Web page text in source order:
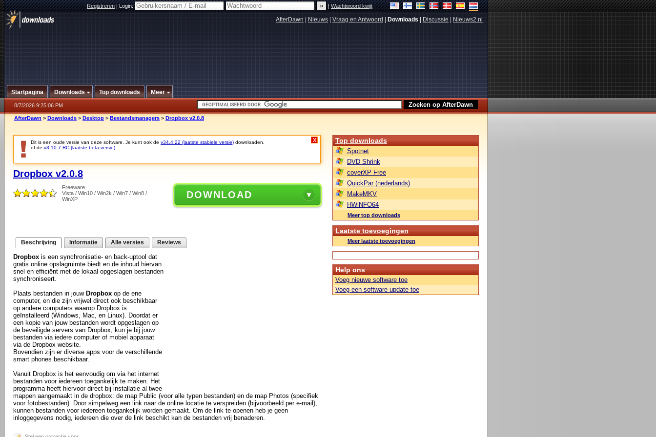
Registreren|Login: |Wachtwoord kwijt
AfterDawn Nieuws Vraag en Antwoord Downloads Discussie Nieuws2.nl
Startpagina Downloads Top downloads Meer
8/7/2026 9:25:06 PM
AfterDawn > Downloads > Desktop > Bestandsmanagers > Dropbox v2.0.8
Dit is een oude versie van deze software. Je kunt ook de v34.4.22 (laatste stabiele versie) downloaden.
of de v3.10.7 RC (laatste beta versie)
X
Dropbox v2.0.8
Freeware
Vista / Win10 / Win2k / Win7 / Win8 /
WinXP
DOWNLOAD
Beschrijving Informatie Alle versies Reviews
Dropbox is een synchronisatie- en back-uptool dat
gratis online opslagruimte biedt en de inhoud hiervan
snel en efficiënt met de lokaal opgeslagen bestanden
synchroniseert.
Plaats bestanden in jouw Dropbox op de ene
computer, en die zijn vrijwel direct ook beschikbaar
op andere computers waarop Dropbox is
geïnstalleerd (Windows, Mac, en Linux). Doordat er
een kopie van jouw bestanden wordt opgeslagen op
de beveiligde servers van Dropbox, kun je bij jouw
bestanden via iedere computer of mobiel apparaat
via de Dropbox website.
Bovendien zijn er diverse apps voor de verschillende
smart phones beschikbaar.
Vanuit Dropbox is het eenvoudig om via het internet
bestanden voor iedereen toegankelijk te maken. Het
programma heeft hiervoor direct bij installatie al twee
mappen aangemaakt in de dropbox: de map Public (voor alle typen bestanden) en de map Photos (specifiek
voor fotobestanden). Door simpelweg een link naar de online locatie te verspreiden (bijvoorbeeld per e-mail),
kunnen bestanden voor iedereen toegankelijk worden gemaakt. Om de link te openen heb je geen
inloggegevens nodig, iedereen die over de link beschikt kan de bestanden vrij benaderen.
Top downloads
Spotnet
DVD Shrink
coverXP Free
QuickPar (nederlands)
MakeMKV
HWiNFO64
Meer top downloads
Laatste toevoegingen
Meer laatste toevoegingen
Help ons
Voeg nieuwe software toe
Voeg een software update toe